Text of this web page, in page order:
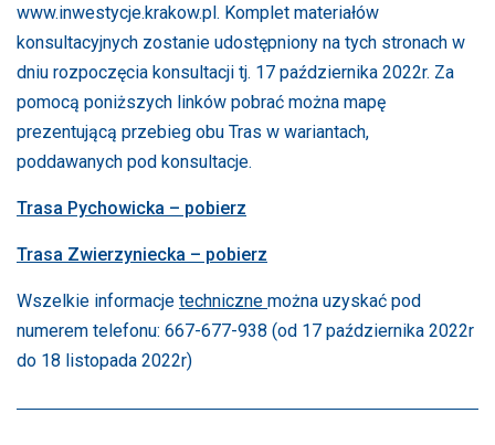
www.inwestycje.krakow.pl. Komplet materiałów
konsultacyjnych zostanie udostępniony na tych stronach w
dniu rozpoczęcia konsultacji tj. 17 października 2022r. Za
pomocą poniższych linków pobrać można mapę
prezentującą przebieg obu Tras w wariantach,
poddawanych pod konsultacje.
Trasa Pychowicka – pobierz
Trasa Zwierzyniecka – pobierz
Wszelkie informacje techniczne można uzyskać pod
numerem telefonu: 667-677-938 (od 17 października 2022r
do 18 listopada 2022r)